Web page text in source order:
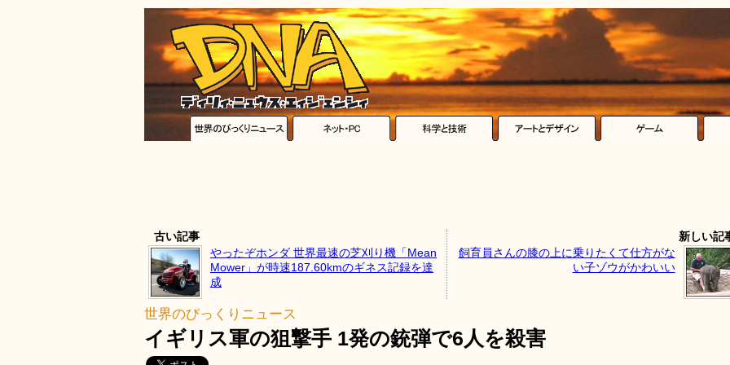
古い記事
やったぞホンダ 世界最速の芝刈り機「Mean
Mower」が時速187.60kmのギネス記録を達
成
新しい記
飼育員さんの膝の上に乗りたくて仕方がな
い子ゾウがかわいい
世界のびっくりニュース
イギリス軍の狙撃手 1発の銃弾で6人を殺害